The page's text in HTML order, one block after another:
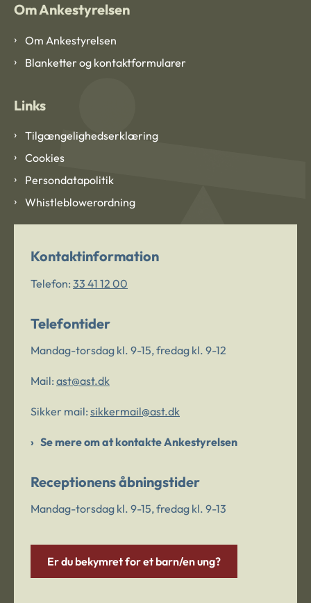
Om Ankestyrelsen
Om Ankestyrelsen
Blanketter og kontaktformularer
Links
Tilgængelighedserklæring
Cookies
Persondatapolitik
Whistleblowerordning
Kontaktinformation
Telefon: 33 41 12 00
Telefontider
Mandag-torsdag kl. 9-15, fredag kl. 9-12
Mail: ast@ast.dk
Sikker mail: sikkermail@ast.dk
Se mere om at kontakte Ankestyrelsen
Receptionens åbningstider
Mandag-torsdag kl. 9-15, fredag kl. 9-13
Er du bekymret for et barn/en ung?